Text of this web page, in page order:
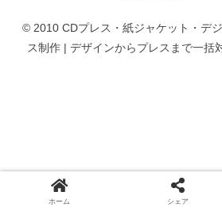
© 2010 CDプレス・紙ジャケット・デ
ス制作 | デザインからプレスまで一括
ホーム シェア